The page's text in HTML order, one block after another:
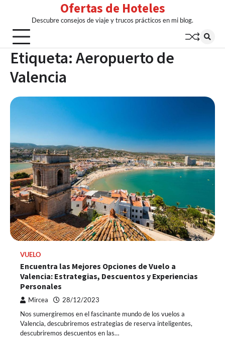
content
Ofertas de Hoteles
Descubre consejos de viaje y trucos prácticos en mi blog.
Etiqueta: Aeropuerto de
Valencia
VUELO
Encuentra las Mejores Opciones de Vuelo a
Valencia: Estrategias, Descuentos y Experiencias
Personales
Mircea 28/12/2023
Nos sumergiremos en el fascinante mundo de los vuelos a
Valencia, descubriremos estrategias de reserva inteligentes,
descubriremos descuentos en las…